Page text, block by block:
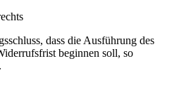
dass die Ausführung des
beginnen soll, so